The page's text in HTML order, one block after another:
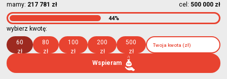
mamy: 217 781 zł cel: 500 000 zł
44%
wybierz kwotę:
60
zł
80
zł
100
zł
200
zł
500
zł
Wspieram